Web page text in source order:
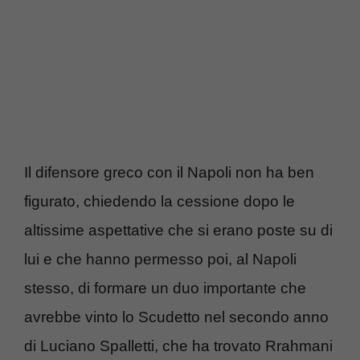
Il difensore greco con il Napoli non ha ben
figurato, chiedendo la cessione dopo le
altissime aspettative che si erano poste su di
lui e che hanno permesso poi, al Napoli
stesso, di formare un duo importante che
avrebbe vinto lo Scudetto nel secondo anno
di Luciano Spalletti, che ha trovato Rrahmani